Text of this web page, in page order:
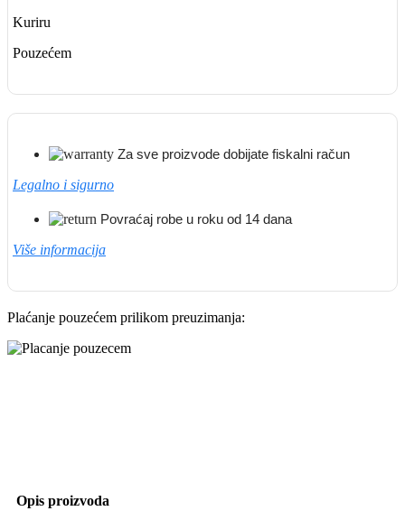
Kuriru
Pouzećem
Za sve proizvode dobijate fiskalni račun
Legalno i sigurno
Povraćaj robe u roku od 14 dana
Više informacija
Plaćanje pouzećem prilikom preuzimanja:
Opis proizvoda